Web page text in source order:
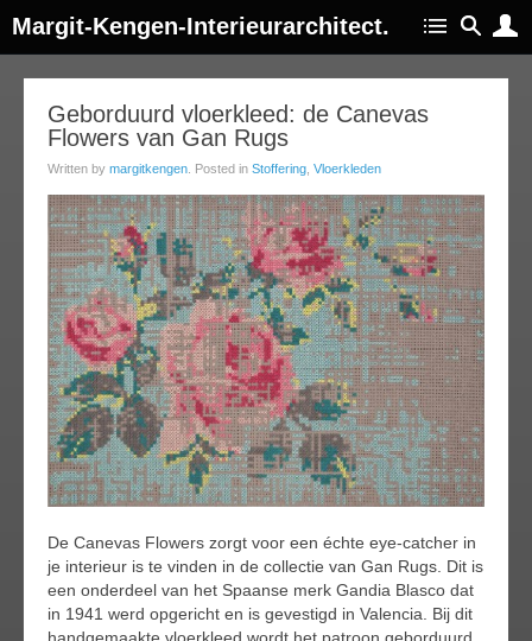
Margit-Kengen-Interieurarchitect.
Geborduurd vloerkleed: de Canevas
Flowers van Gan Rugs
Written by margitkengen . Posted in Stoffering Vloerkleden
De Canevas Flowers zorgt voor een échte eye-catcher in
je interieur is te vinden in de collectie van Gan Rugs. Dit is
een onderdeel van het Spaanse merk Gandia Blasco dat
in 1941 werd opgericht en is gevestigd in Valencia. Bij dit